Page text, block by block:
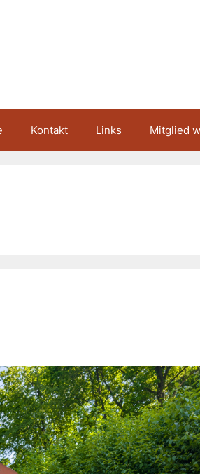
Kontakt Links Mitglied